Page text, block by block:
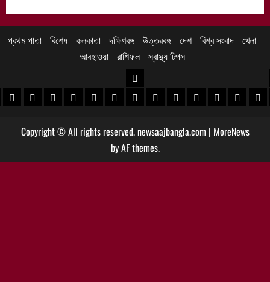
প্রথম পাতা বিশেষ কলকাতা দক্ষিণবঙ্গ উত্তরবঙ্গ দেশ বিশ্ব সংবাদ খেলা
আবহাওয়া
রাশিফল স্বাস্থ্য টিপস
খবর
খবর
পুরুলিয়া খবর
বাঁকুড়া খবরপশ্চিম বর্ধমান খবর
পূর্ব বর্ধমান খবর
বীরভূম খবরমুর্শিদাবাদ খবর
উত্তরবঙ্গ
কোচবিহার নিউজ
আলিপুরদুয়ার খবর
জলপাইগুড়ি খবর
শিলিগুড়ি খবর
উত্তরদক্ষিণ
Copyright © All rights reserved. newsaajbangla.com | MoreNews
by AF themes.